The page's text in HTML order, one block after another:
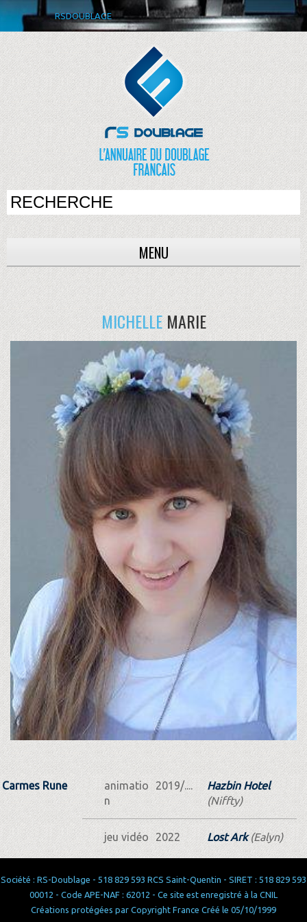
RSDOUBLAGE
MENU
MICHELLEMARIE
Carmes Rune
animatio
n
2019/....
Hazbin Hotel
(Niffty)
jeu vidéo 2022 Lost Ark(Ealyn)
Société : RS-Doublage - 518 829 593 RCS Saint-Quentin - SIRET : 518 829 593
00012 - Code APE-NAF : 62012 - Ce site est enregistré à la CNIL
Créations protégées par Copyright France Créé le 05/10/1999